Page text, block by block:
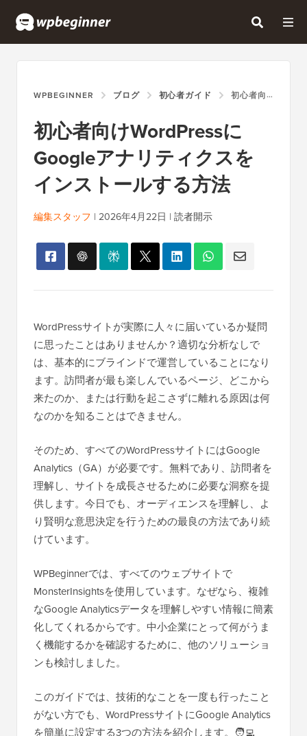
WPBEGINNER ブログ 初心者ガイド 初心者向けWORDPRESSにGOOGLEアナリティクスをインストールする方法
初心者向けWordPressに
Googleアナリティクスを
インストールする方法
編集スタッフ | 2026年4月22日 | 読者開示
WordPressサイトが実際に人々に届いているか疑問
に思ったことはありませんか？適切な分析なしで
は、基本的にブラインドで運営していることになり
ます。訪問者が最も楽しんでいるページ、どこから
来たのか、または行動を起こさずに離れる原因は何
なのかを知ることはできません。
そのため、すべてのWordPressサイトにはGoogle
Analytics（GA）が必要です。無料であり、訪問者を
理解し、サイトを成長させるために必要な洞察を提
供します。今日でも、オーディエンスを理解し、よ
り賢明な意思決定を行うための最良の方法であり続
けています。
WPBeginnerでは、すべてのウェブサイトで
MonsterInsightsを使用しています。なぜなら、複雑
なGoogle Analyticsデータを理解しやすい情報に簡素
化してくれるからです。中小企業にとって何がうま
く機能するかを確認するために、他のソリューショ
ンも検討しました。
このガイドでは、技術的なことを一度も行ったこと
がない方でも、WordPressサイトにGoogle Analytics
を簡単に設定する3つの方法を紹介します。🧑‍💻